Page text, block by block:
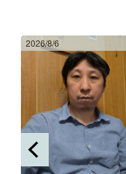
2026/8/6